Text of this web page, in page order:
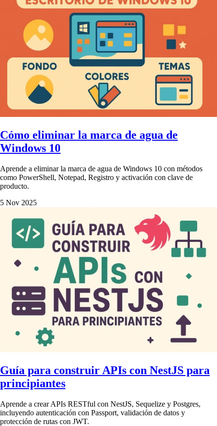
Cómo eliminar la marca de agua de
Windows 10
Aprende a eliminar la marca de agua de Windows 10 con métodos
como PowerShell, Notepad, Registro y activación con clave de
producto.
5 Nov 2025
Guía para construir APIs con NestJS para
principiantes
Aprende a crear APIs RESTful con NestJS, Sequelize y Postgres,
incluyendo autenticación con Passport, validación de datos y
protección de rutas con JWT.